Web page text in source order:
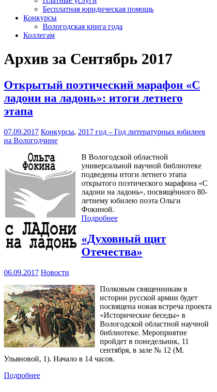
Бесплатная юридическая помощь
Конкурсы
Вологодская книга года
Коллегам
Архив за Сентябрь 2017
Открытый поэтический марафон «С
ладони на ладонь»: итоги летнего
этапа
07.09.2017 Конкурсы, 2017 год – Год литературных юбилеев
на Вологодчине
В Вологодской областной
универсальной научной библиотеке
подведены итоги летнего этапа
открытого поэтического марафона «С
ладони на ладонь», посвящённого 80-
летнему юбилею поэта Ольги
Фокиной.
Подробнее
«Духовный щит
Отечества»
06.09.2017 Новости
Полковым священникам в
истории русской армии будет
посвящена новая встреча проекта
«Исторические беседы» в
Вологодской областной научной
библиотеке. Мероприятие
пройдет в понедельник, 11
сентября, в зале № 12 (М.
Ульяновой, 1). Начало в 14 часов.
Подробнее